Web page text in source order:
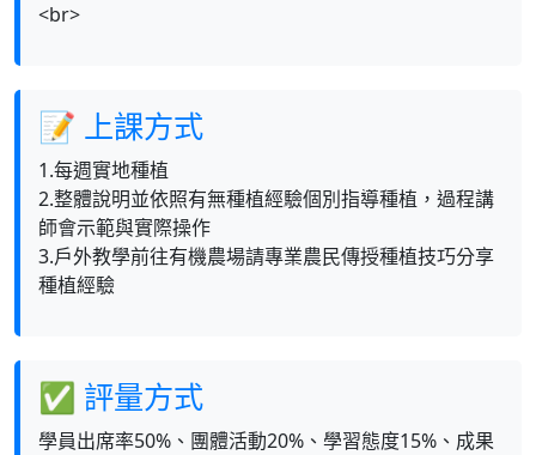
<br>
📝 上課方式
1.每週實地種植
2.整體說明並依照有無種植經驗個別指導種植，過程講
師會示範與實際操作
3.戶外教學前往有機農場請專業農民傳授種植技巧分享
種植經驗
✅ 評量方式
學員出席率50%、團體活動20%、學習態度15%、成果